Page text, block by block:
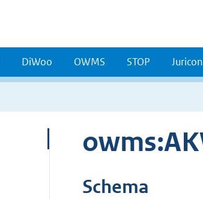
DiWoo OWMS STOP
Schema